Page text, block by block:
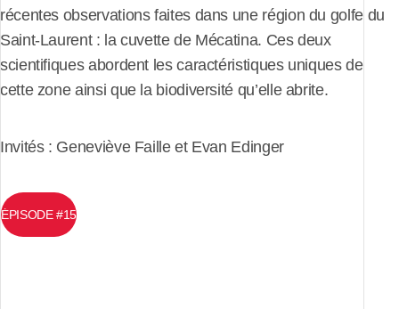
récentes observations faites dans une région du golfe du
Saint-Laurent : la cuvette de Mécatina. Ces deux
scientifiques abordent les caractéristiques uniques de
cette zone ainsi que la biodiversité qu’elle abrite.
Invités : Geneviève Faille et Evan Edinger
ÉPISODE #15